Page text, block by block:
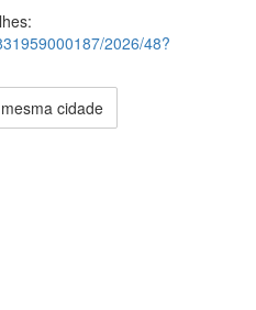
2026/48?
cidade